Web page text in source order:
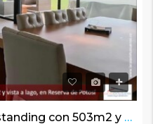
Casa de campo de alto standing con 503m2 y vista a lago, en Reserva de Potosí